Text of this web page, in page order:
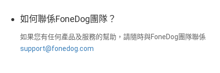
如何聯係FoneDog團隊？
如果您有任何產品及服務的幫助，請隨時與FoneDog團隊聯係
support@fonedog.com